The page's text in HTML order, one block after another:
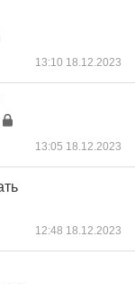
13:10 18.12.2023
13:05 18.12.2023
12:48 18.12.2023